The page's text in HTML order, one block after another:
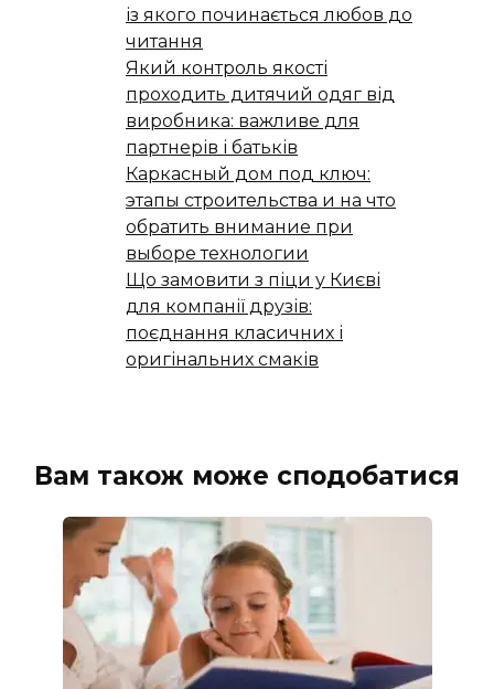
із якого починається любов до
читання
Який контроль якості
проходить дитячий одяг від
виробника: важливе для
партнерів і батьків
Каркасный дом под ключ:
этапы строительства и на что
обратить внимание при
выборе технологии
Що замовити з піци у Києві
для компанії друзів:
поєднання класичних і
оригінальних смаків
Вам також може сподобатися